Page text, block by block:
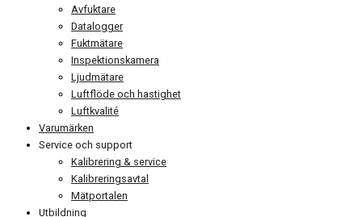
Avfuktare
Datalogger
Fuktmätare
Inspektionskamera
Ljudmätare
Luftflöde och hastighet
Luftkvalité
Varumärken
Service och support
Kalibrering & service
Kalibreringsavtal
Mätportalen
Utbildning